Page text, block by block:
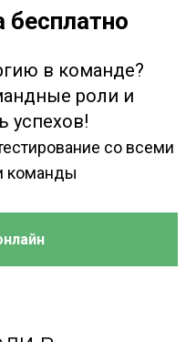
бесплатно
в команде?
роли и
успехов!
со всеми
команды